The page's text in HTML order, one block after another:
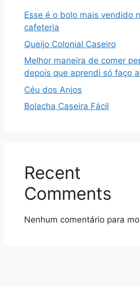
Esse é o bolo mais vendido
cafeteria
Queijo Colonial Caseiro
Melhor maneira de comer
depois que aprendi só faço
Céu dos Anjos
Bolacha Caseira Fácil
Recent
Comments
Nenhum comentário para